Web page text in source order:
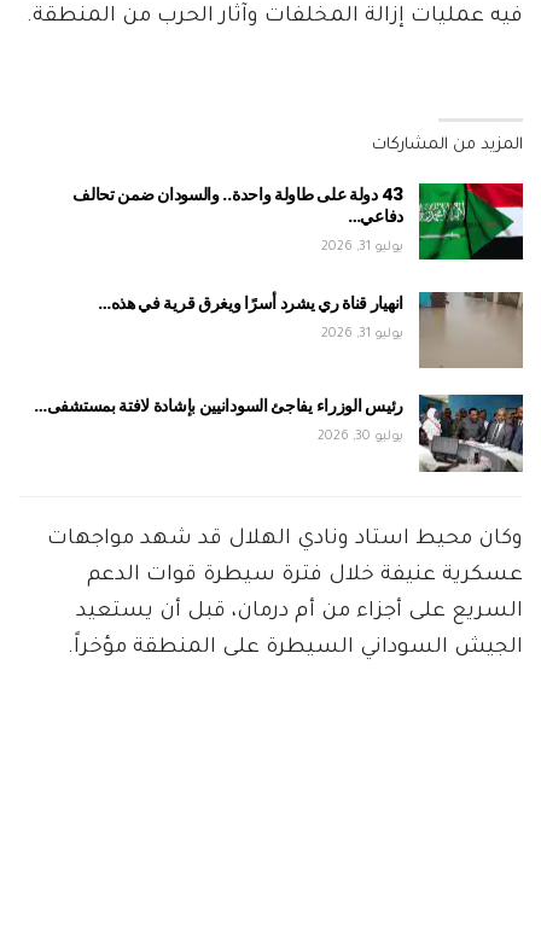
فيه عمليات إزالة المخلفات وآثار الحرب من المنطقة.
المزيد من المشاركات
43 دولة على طاولة واحدة.. والسودان ضمن تحالف
دفاعي…
يوليو 31, 2026
انهيار قناة ري يشرد أسرًا ويغرق قرية في هذه…
يوليو 31, 2026
رئيس الوزراء يفاجئ السودانيين بإشادة لافتة بمستشفى…
يوليو 30, 2026
وكان محيط استاد ونادي الهلال قد شهد مواجهات
عسكرية عنيفة خلال فترة سيطرة قوات الدعم
السريع على أجزاء من أم درمان، قبل أن يستعيد
الجيش السوداني السيطرة على المنطقة مؤخراً.